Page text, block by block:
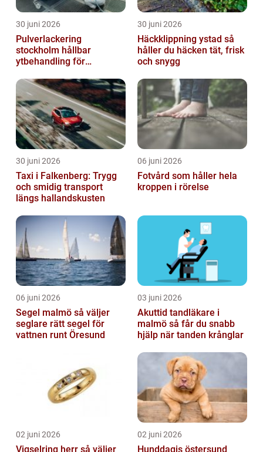
30 juni 2026
Pulverlackering
stockholm hållbar
ytbehandling för
30 juni 2026
Häckklippning ystad så
håller du häcken tät, frisk
och snygg
30 juni 2026
Taxi i Falkenberg: Trygg
och smidig transport
längs hallandskusten
06 juni 2026
Fotvård som håller hela
kroppen i rörelse
06 juni 2026
Segel malmö så väljer
seglare rätt segel för
vattnen runt Öresund
03 juni 2026
Akuttid tandläkare i
malmö så får du snabb
hjälp när tanden krånglar
02 juni 2026
Vigselring herr så väljer
02 juni 2026
Hunddagis östersund